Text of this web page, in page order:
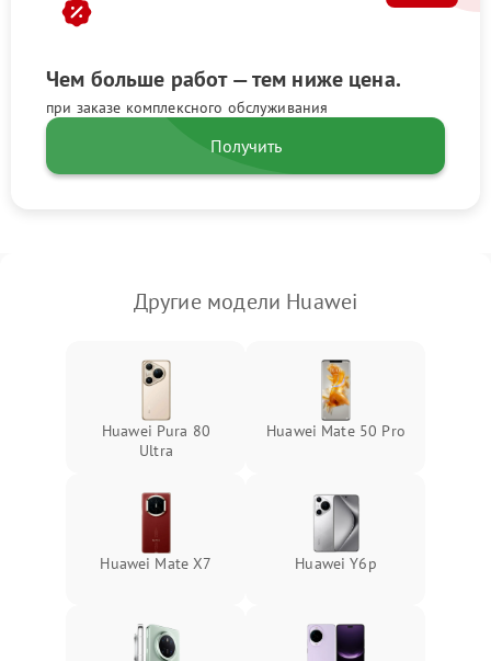
Чем больше работ — тем ниже цена.
при заказе комплексного обслуживания
Получить
Другие модели Huawei
Huawei Pura 80
Ultra
Huawei Mate 50 Pro
Huawei Mate X7 Huawei Y6p